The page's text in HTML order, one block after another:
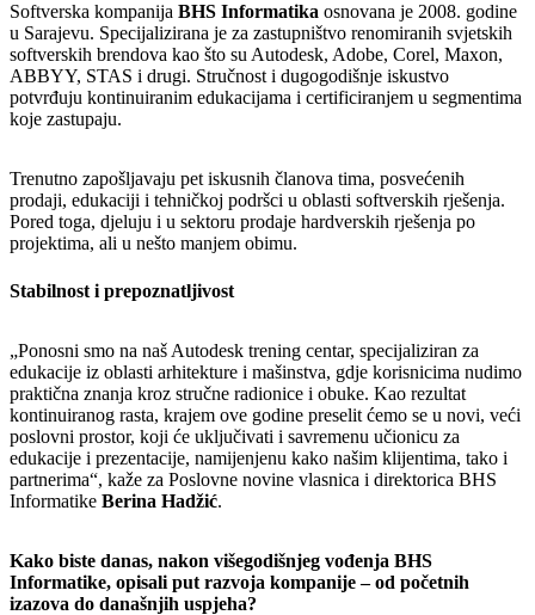
Softverska kompanija BHS Informatika osnovana je 2008. godine
u Sarajevu. Specijalizirana je za zastupništvo renomiranih svjetskih
softverskih brendova kao što su Autodesk, Adobe, Corel, Maxon,
ABBYY, STAS i drugi. Stručnost i dugogodišnje iskustvo
potvrđuju kontinuiranim edukacijama i certificiranjem u segmentima
koje zastupaju.
Trenutno zapošljavaju pet iskusnih članova tima, posvećenih
prodaji, edukaciji i tehničkoj podršci u oblasti softverskih rješenja.
Pored toga, djeluju i u sektoru prodaje hardverskih rješenja po
projektima, ali u nešto manjem obimu.
Stabilnost i prepoznatljivost
„Ponosni smo na naš Autodesk trening centar, specijaliziran za
edukacije iz oblasti arhitekture i mašinstva, gdje korisnicima nudimo
praktična znanja kroz stručne radionice i obuke. Kao rezultat
kontinuiranog rasta, krajem ove godine preselit ćemo se u novi, veći
poslovni prostor, koji će uključivati i savremenu učionicu za
edukacije i prezentacije, namijenjenu kako našim klijentima, tako i
partnerima“, kaže za Poslovne novine vlasnica i direktorica BHS
Informatike Berina Hadžić.
Kako biste danas, nakon višegodišnjeg vođenja BHS
Informatike, opisali put razvoja kompanije – od početnih
izazova do današnjih uspjeha?